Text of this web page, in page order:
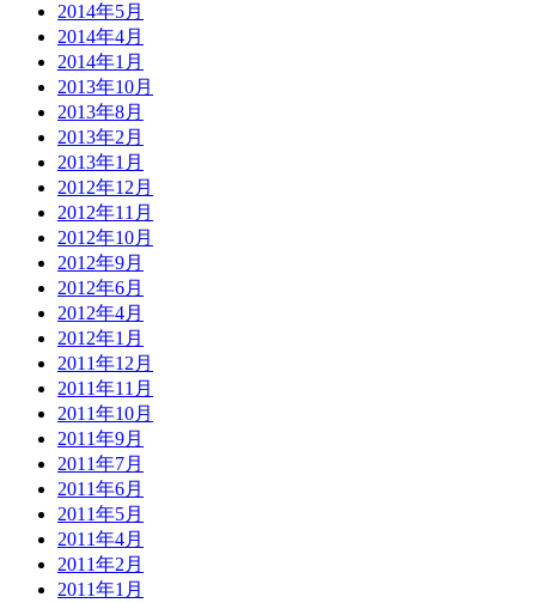
2014年5月
2014年4月
2014年1月
2013年10月
2013年8月
2013年2月
2013年1月
2012年12月
2012年11月
2012年10月
2012年9月
2012年6月
2012年4月
2012年1月
2011年12月
2011年11月
2011年10月
2011年9月
2011年7月
2011年6月
2011年5月
2011年4月
2011年2月
2011年1月